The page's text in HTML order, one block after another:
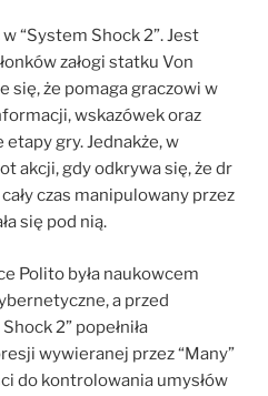
“System Shock 2”. Jest
załogi statku Von
się, że pomaga graczowi w
wskazówek oraz
gry. Jednakże, w
akcji, gdy odkrywa się, że dr
czas manipulowany przez
się pod nią.
Polito była naukowcem
a przed
2” popełniła
wywieranej przez “Many”
do kontrolowania umysłów